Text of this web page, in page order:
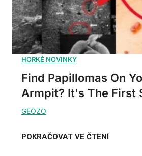
Find Papillomas On
Armpit? It's The First